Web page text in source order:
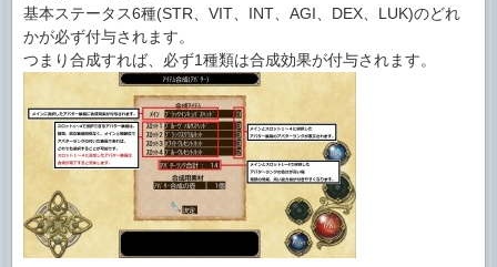
基本ステータス6種(STR、VIT、INT、AGI、DEX、LUK)のどれ
かが必ず付与されます。
つまり合成すれば、必ず1種類は合成効果が付与されます。